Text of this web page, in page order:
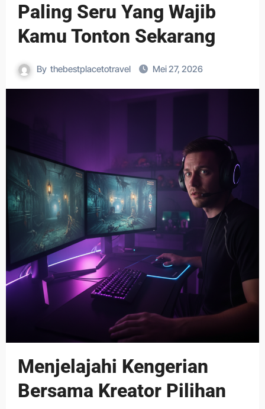
Paling Seru Yang Wajib
Kamu Tonton Sekarang
By thebestplacetotravel Mei 27, 2026
Menjelajahi Kengerian
Bersama Kreator Pilihan